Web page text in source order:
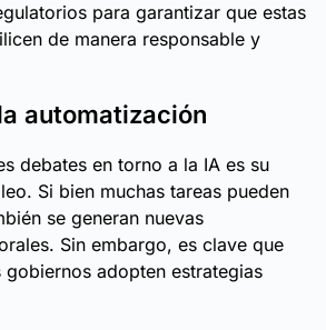
para garantizar que estas
de manera responsable y
automatización
debates en torno a la IA es su
Si bien muchas tareas pueden
se generan nuevas
Sin embargo, es clave que
gobiernos adopten estrategias